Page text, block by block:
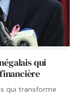
qui
qui transforme